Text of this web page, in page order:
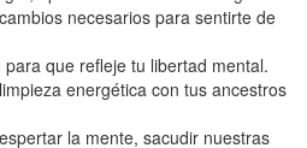
necesarios para sentirte de
que refleje tu libertad mental.
energética con tus ancestros
la mente, sacudir nuestras